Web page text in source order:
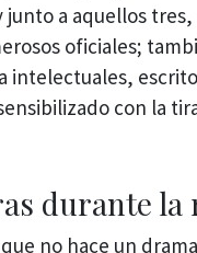
a aquellos
oficiales;
intelectuales,
con la
durante
no hace un